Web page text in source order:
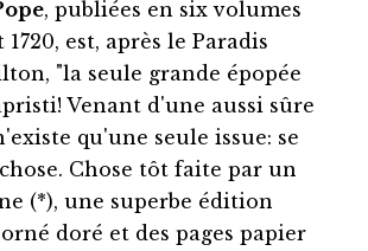
, publiées en six volumes
1720, est, après le Paradis
"la seule grande épopée
Venant d'une aussi sûre
qu'une seule issue: se
Chose tôt faite par un
(*), une superbe édition
doré et des pages papier